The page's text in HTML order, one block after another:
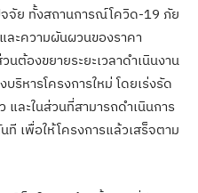
จัย ทั้งสถานการณ์โควิด-19 ภัย
ละความผันผวนของราคา
ต้องขยายระยะเวลาดำเนินงาน
ริหารโครงการใหม่ โดยเร่งรัด
และในส่วนที่สามารถดำเนินการ
เพื่อให้โครงการแล้วเสร็จตาม